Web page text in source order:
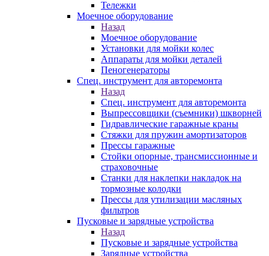
Тележки
Моечное оборудование
Назад
Моечное оборудование
Установки для мойки колес
Аппараты для мойки деталей
Пеногенераторы
Спец. инструмент для авторемонта
Назад
Спец. инструмент для авторемонта
Выпрессовщики (съемники) шкворней
Гидравлические гаражные краны
Стяжки для пружин амортизаторов
Прессы гаражные
Стойки опорные, трансмиссионные и
страховочные
Станки для наклепки накладок на
тормозные колодки
Прессы для утилизации масляных
фильтров
Пусковые и зарядные устройства
Назад
Пусковые и зарядные устройства
Зарядные устройства